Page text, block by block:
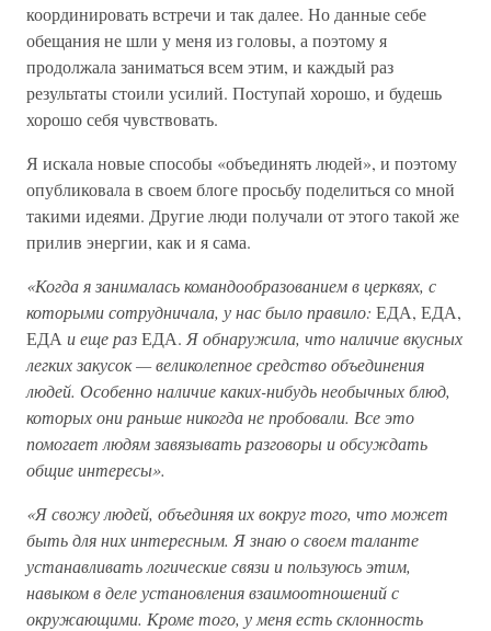
координировать встречи и так далее. Но данные себе
обещания не шли у меня из головы, а поэтому я
продолжала заниматься всем этим, и каждый раз
результаты стоили усилий. Поступай хорошо, и будешь
хорошо себя чувствовать.
Я искала новые способы «объединять людей», и поэтому
опубликовала в своем блоге просьбу поделиться со мной
такими идеями. Другие люди получали от этого такой же
прилив энергии, как и я сама.
«Когда я занималась командообразованием в церквях, с
которыми сотрудничала, у нас было правило: ЕДА, ЕДА,
ЕДА и еще разЕДА. Я обнаружила, что наличие вкусных
легких закусок — великолепное средство объединения
людей. Особенно наличие каких-нибудь необычных блюд,
которых они раньше никогда не пробовали. Все это
помогает людям завязывать разговоры и обсуждать
общие интересы».
«Я свожу людей, объединяя их вокруг того, что может
быть для них интересным. Я знаю о своем таланте
устанавливать логические связи и пользуюсь этим,
навыком в деле установления взаимоотношений с
окружающими. Кроме того, у меня есть склонность